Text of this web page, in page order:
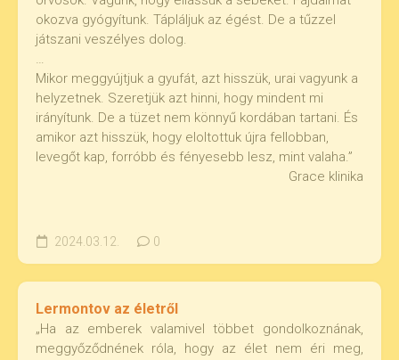
okozva gyógyítunk. Tápláljuk az égést. De a tűzzel
játszani veszélyes dolog.
…
Mikor meggyújtjuk a gyufát, azt hisszük, urai vagyunk a
helyzetnek. Szeretjük azt hinni, hogy mindent mi
irányítunk. De a tüzet nem könnyű kordában tartani. És
amikor azt hisszük, hogy eloltottuk újra fellobban,
levegőt kap, forróbb és fényesebb lesz, mint valaha.”
Grace klinika
2024.03.12. 0
Lermontov az életről
„Ha az emberek valamivel többet gondolkoznának,
meggyőződnének róla, hogy az élet nem éri meg,